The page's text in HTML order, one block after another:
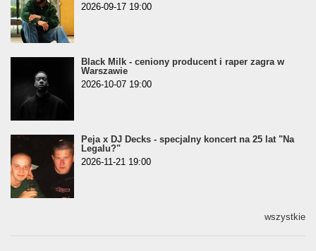
2026-09-17 19:00
Black Milk - ceniony producent i raper zagra w
Warszawie
2026-10-07 19:00
Peja x DJ Decks - specjalny koncert na 25 lat "Na
Legalu?"
2026-11-21 19:00
wszystkie